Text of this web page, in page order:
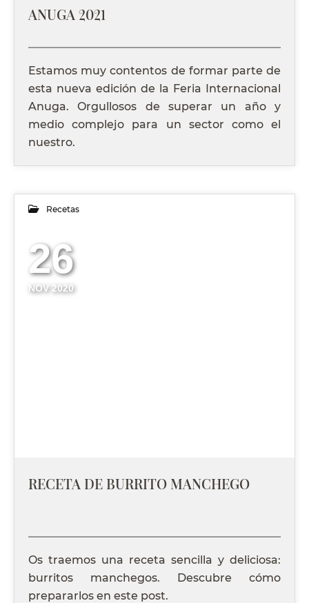
ANUGA 2021
Estamos muy contentos de formar parte de
esta nueva edición de la Feria Internacional
Anuga. Orgullosos de superar un año y
medio complejo para un sector como el
nuestro.
Recetas
26
NOV 2020
RECETA DE BURRITO MANCHEGO
Os traemos una receta sencilla y deliciosa:
burritos manchegos. Descubre cómo
prepararlos en este post.